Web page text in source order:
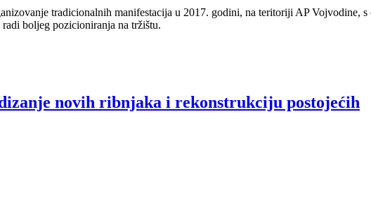
tradicionalnih manifestacija u 2017. godini, na teritoriji AP Vojvodine,
boljeg pozicioniranja na tržištu.
novih ribnjaka i rekonstrukciju postojećih